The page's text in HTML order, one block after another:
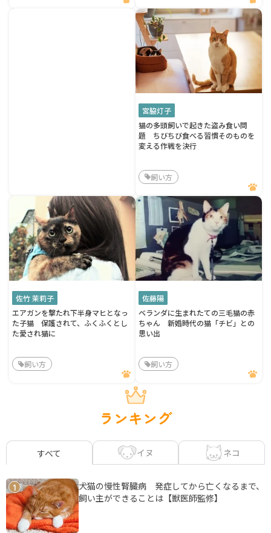
宮脇灯子
猫の多頭飼いで起きた盗み食い問
題 ちびちび食べる習慣そのものを
変える作戦を決行
飼い方
佐竹 茉莉子
エアガンを撃たれ下半身マヒとなっ
た子猫 保護されて、ふくふくとし
た愛され猫に
飼い方
佐藤陽
ベランダに生まれたての三毛猫の赤
ちゃん 新婚時代の猫「チビ」との
思い出
飼い方
ランキング
すべて イヌ ネコ
1
犬猫の慢性腎臓病 発症してから亡くなるまで、
飼い主ができることは【獣医師監修】